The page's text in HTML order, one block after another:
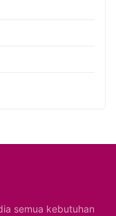
semua kebutuhan